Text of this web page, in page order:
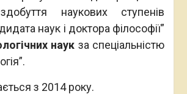
наукових ступенів
наук і доктора філософії”
наук за спеціальністю
з 2014 року.